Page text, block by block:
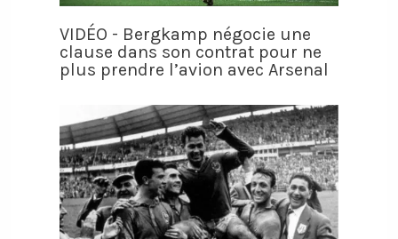
VIDÉO - Bergkamp négocie une
clause dans son contrat pour ne
plus prendre l’avion avec Arsenal